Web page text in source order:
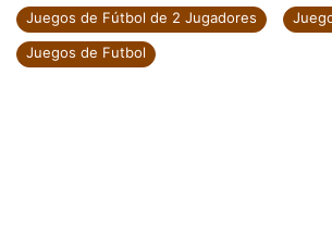
Juegos de Fútbol de 2 Jugadores
Juegos de Futbol